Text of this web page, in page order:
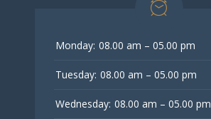
Monday: 08.00 am – 05.00 pm
Tuesday: 08.00 am – 05.00 pm
Wednesday: 08.00 am – 05.00 pm